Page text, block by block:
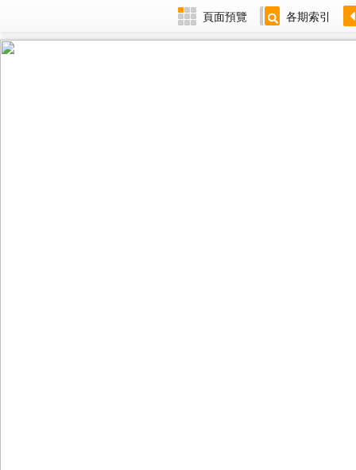
頁面預覽 各期索引